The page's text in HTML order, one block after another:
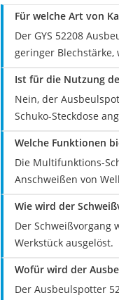
Für welche Art von
Der GYS 52208
geringer
Ist für die Nutzung
Nein, der
Schuko-Steckdose
Welche Funktionen
Die Multifunktions-
Anschweißen von
Wie wird der
Der Schweißvorgang
Werkstück ausgelöst.
Wofür wird der
Der Ausbeulspotter